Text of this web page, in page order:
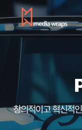
창의적이고 혁신적